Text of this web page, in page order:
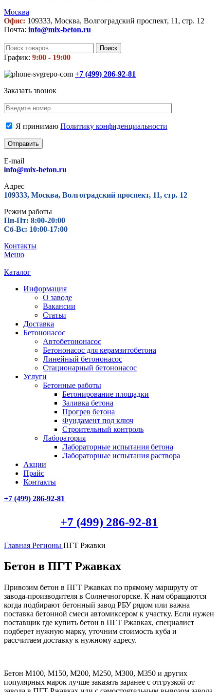
Москва
Офис: 109333, Москва, Волгоградский проспект, 11, стр. 12
Почта: info@mix-beton.ru
Поиск
График: 9:00 - 19:00
+7 (499) 286-92-81
Заказать звонок
Я принимаю Политику конфиденциальности
E-mail
info@mix-beton.ru
Адрес
109333, Москва, Волгоградский проспект, 11, стр. 12
Режим работы
Пн-Пт: 8:00-20:00
Сб-Вс: 10:00-17:00
Контакты
Меню
Каталог
Информация
О заводе
Вакансии
Статьи
Доставка
Бетононасос
Автобетононасос
Бетононасос для керамзитобетона
Линейный бетононасос
Стационарный бетононасос
Услуги
Бетонные работы
Бетонирование площадки
Заливка бетона
Прогрев бетона
Фундамент под ключ
Строительный контроль
Лаборатория
Лабораторные испытания бетона
Лабораторные испытания раствора
Акции
Прайс
Контакты
+7 (499) 286-92-81
+7 (499) 286-92-81
Главная Регионы ПГТ Ржавки
Бетон в ПГТ Ржавках
Привозим бетон в ПГТ Ржавках по прямому маршруту от
завода-производителя в Солнечногорске. К нам обращаются
когда подбирают бетонный завод РБУ рядом или важна
поставка бетонной смеси автомиксером к участку. Если нужен
поставщик где купить бетон в ПГТ Ржавках, специалист
подберет нужную марку, уточним стоимость куба и
рассчитаем доставку к нужному адресу.
Бетон М100, М150, М200, М250, М300, М350 и других
популярных марок лучше заказать заранее с отгрузкой от